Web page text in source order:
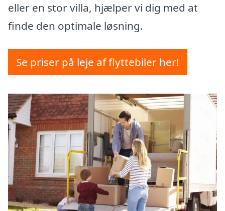
eller en stor villa, hjælper vi dig med at
finde den optimale løsning.
Se priser på leje af flyttebiler her!